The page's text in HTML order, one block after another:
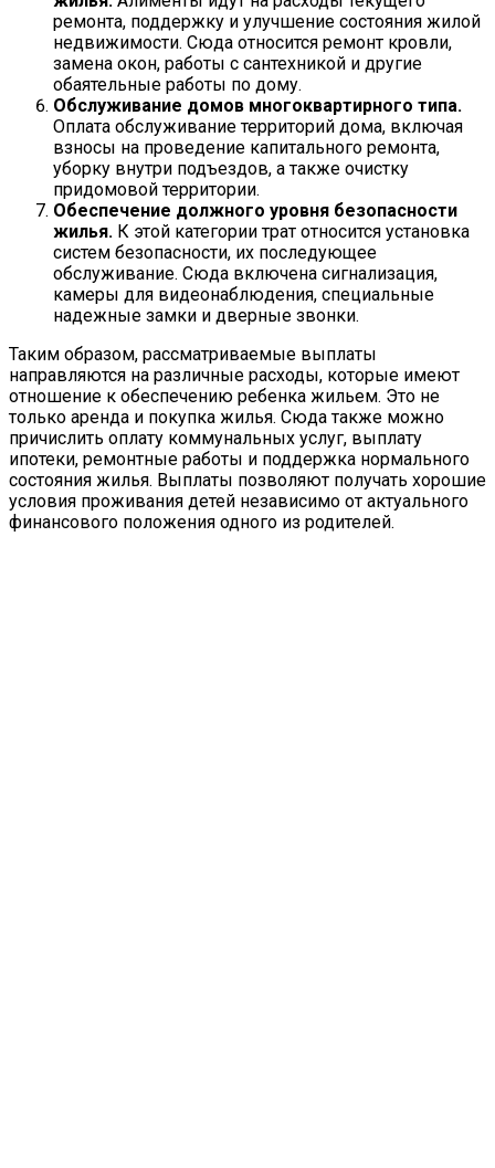
ремонта, поддержку и улучшение состояния жилой
недвижимости. Сюда относится ремонт кровли,
замена окон, работы с сантехникой и другие
обаятельные работы по дому.
Обслуживание домов многоквартирного типа.
Оплата обслуживание территорий дома, включая
взносы на проведение капитального ремонта,
уборку внутри подъездов, а также очистку
придомовой территории.
Обеспечение должного уровня безопасности
жилья. К этой категории трат относится установка
систем безопасности, их последующее
обслуживание. Сюда включена сигнализация,
камеры для видеонаблюдения, специальные
надежные замки и дверные звонки.
Таким образом, рассматриваемые выплаты
направляются на различные расходы, которые имеют
отношение к обеспечению ребенка жильем. Это не
только аренда и покупка жилья. Сюда также можно
причислить оплату коммунальных услуг, выплату
ипотеки, ремонтные работы и поддержка нормального
состояния жилья. Выплаты позволяют получать хорошие
условия проживания детей независимо от актуального
финансового положения одного из родителей.